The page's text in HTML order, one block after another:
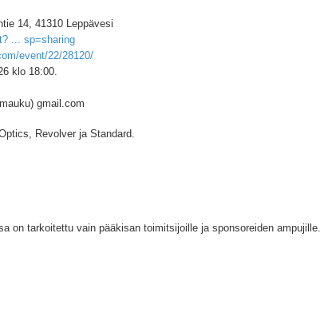
14, 41310 Leppävesi
... sp=sharing
event/22/28120/
klo 18:00.
gmail.com
Revolver ja Standard.
on tarkoitettu vain pääkisan toimitsijoille ja sponsoreiden ampujille.